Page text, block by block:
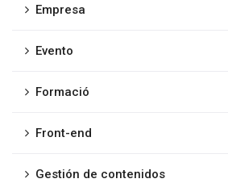
Empresa
Evento
Formació
Front-end
Gestión de contenidos